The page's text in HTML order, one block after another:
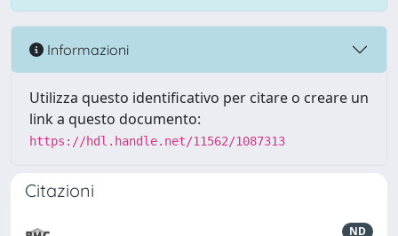
Informazioni
Utilizza questo identificativo per citare o creare un
link a questo documento:
https://hdl.handle.net/11562/1087313
Citazioni
ND